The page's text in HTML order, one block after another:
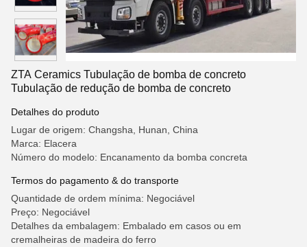
ZTA Ceramics Tubulação de bomba de concreto
Tubulação de redução de bomba de concreto
Detalhes do produto
Lugar de origem: Changsha, Hunan, China
Marca: Elacera
Número do modelo: Encanamento da bomba concreta
Termos do pagamento & do transporte
Quantidade de ordem mínima: Negociável
Preço: Negociável
Detalhes da embalagem: Embalado em casos ou em
cremalheiras de madeira do ferro